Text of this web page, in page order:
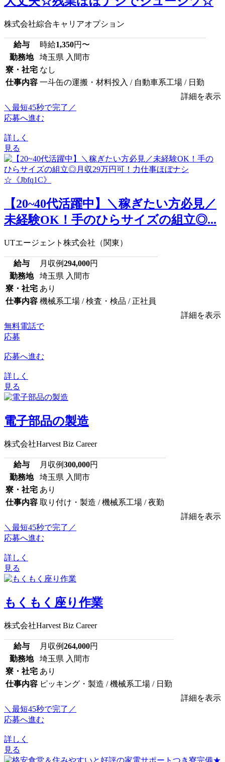
株式会社綜合キャリアオプション
給与 時給1,350円〜
勤務地
埼玉県 入間市
寮・社宅 なし
仕事内容 一斗缶の運搬・材料投入 / 自動車系工場 / 日勤
詳細を表示
＼最短45秒で完了／
応募へ進む
詳しく
見る
【20~40代活躍中】＼稼ぎたい方必見／
未経験OK！手のひらサイズの組立◎...
UTエージェント株式会社（関東）
給与 月収例294,000円
勤務地
埼玉県 入間市
寮・社宅 あり
仕事内容 機械系工場 / 検査・検品 / 正社員
詳細を表示
無料電話で
応募
応募へ進む
詳しく
見る
電子部品の製造
株式会社Harvest Biz Career
給与 月収例300,000円
勤務地
埼玉県 入間市
寮・社宅 あり
仕事内容 取り付け・製造 / 機械系工場 / 夜勤
詳細を表示
＼最短45秒で完了／
応募へ進む
詳しく
見る
もくもく座り作業
株式会社Harvest Biz Career
給与 月収例264,000円
勤務地
埼玉県 入間市
寮・社宅 あり
仕事内容 ピッキング・製造 / 機械系工場 / 日勤
詳細を表示
＼最短45秒で完了／
応募へ進む
詳しく
見る